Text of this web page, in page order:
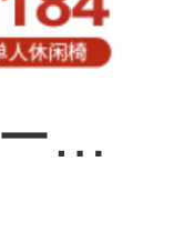
ソフィーナのレジャーチェアのシングルチェア北欧の近代的な寝室のリビングルームのソファチェアのシンプルなシングルのレジャーチェア